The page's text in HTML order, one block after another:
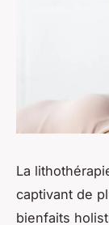
La
captivant de
bienfaits